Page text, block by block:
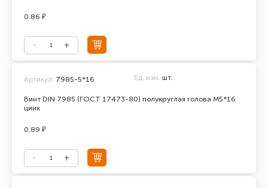
0.86 ₽
Винт DIN 7985 (ГОСТ 17473-80) полукруглая голова М5*16
цинк
Артикул: 7985-5*16 Ед. изм. шт.
0.89 ₽